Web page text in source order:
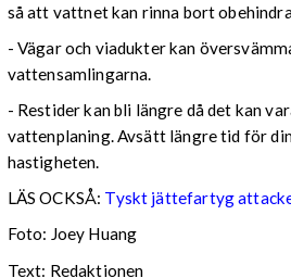
så att vattnet kan rinna bort
- Vägar och viadukter kan
vattensamlingarna.
- Restider kan bli längre då det kan
vattenplaning. Avsätt längre tid för
hastigheten.
LÄS OCKSÅ: Tyskt jättefartyg
Foto: Joey Huang
Text: Redaktionen